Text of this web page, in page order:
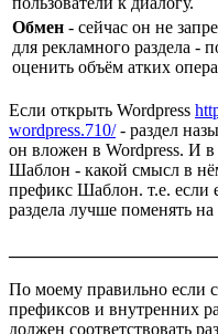
Обмен - сейчас он не
для рекламного раздела -
оценить объём атких
Если открыть Wordpress
wordpress.710/- раздел
он вложен в Wordpress. И
Шаблон - какой смысл в
префикс Шаблон. т.е. если
раздела лучше поменять на
По моему правильно если
префиксов и внутренних
должен соответствовать